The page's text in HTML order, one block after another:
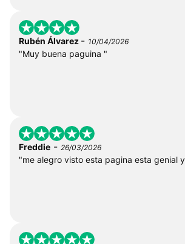
Rubén Álvarez - 10/04/2026
"Muy buena paguina "
Freddie - 26/03/2026
"me alegro visto esta pagina esta genial